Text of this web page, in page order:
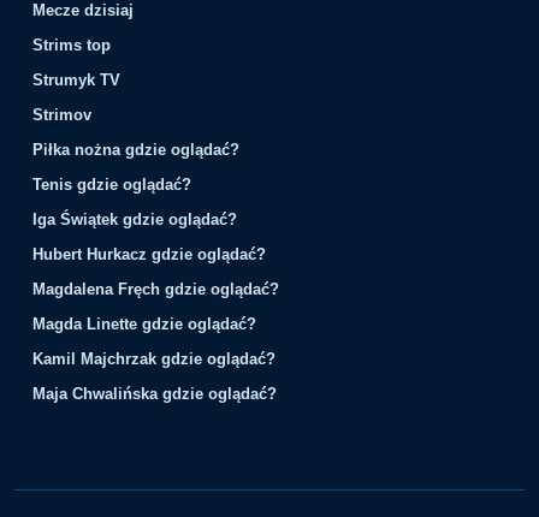
Mecze dzisiaj
Strims top
Strumyk TV
Strimov
Piłka nożna gdzie oglądać?
Tenis gdzie oglądać?
Iga Świątek gdzie oglądać?
Hubert Hurkacz gdzie oglądać?
Magdalena Fręch gdzie oglądać?
Magda Linette gdzie oglądać?
Kamil Majchrzak gdzie oglądać?
Maja Chwalińska gdzie oglądać?